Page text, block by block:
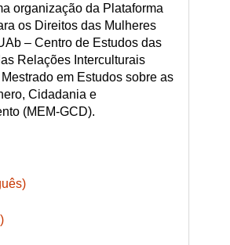
organização da Plataforma
os Direitos das Mulheres
– Centro de Estudos das
Relações Interculturais
em Estudos sobre as
Cidadania e
(MEM-GCD).